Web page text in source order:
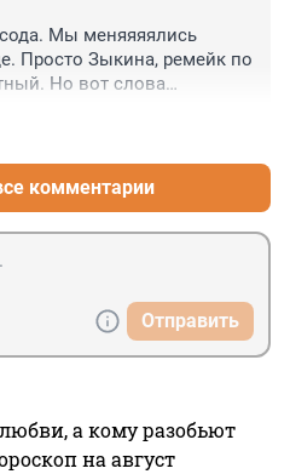
Мы меняяяялись
Просто Зыкина, ремейк по
Но вот слова
катит. И можно, и клёво,
Билет на балет...... Но у
Элиотт. Не меньше.
Молодцы. Сейчас
Не времена, ах слава тебе
и их протежеже....... Тоже
к обеду
комментарии
Отправить
а кому разобьют
на август